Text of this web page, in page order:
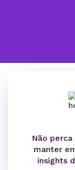
Não
manter
insights